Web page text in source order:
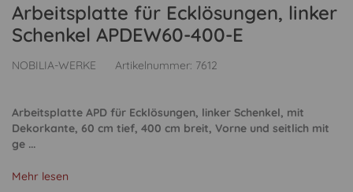
Arbeitsplatte für Ecklösungen, linker
Schenkel APDEW60-400-E
NOBILIA-WERKE Artikelnummer: 7612
Arbeitsplatte APD für Ecklösungen, linker Schenkel, mit
Dekorkante, 60 cm tief, 400 cm breit, Vorne und seitlich mit
ge ...
Mehr lesen